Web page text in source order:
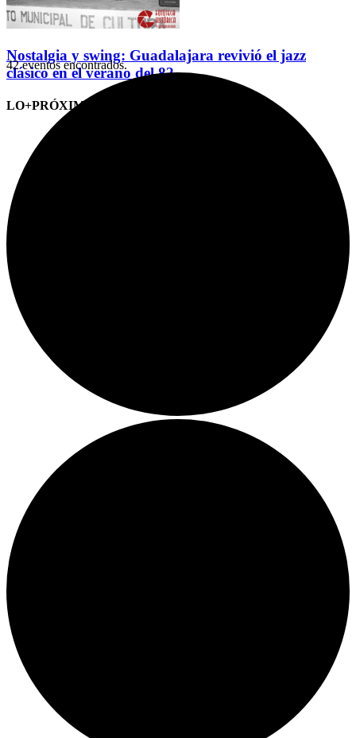
Nostalgia y swing: Guadalajara revivió el jazz
clásico en el verano del 82
LO+PRÓXIMO (CITAS)
42 eventos encontrados.